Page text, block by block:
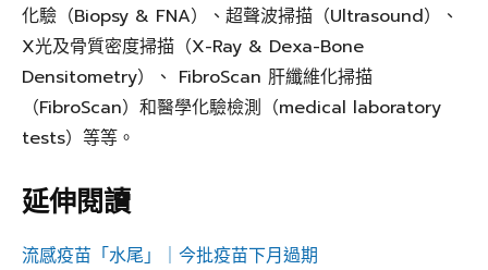
化驗（Biopsy & FNA）、超聲波掃描（Ultrasound）、
X光及骨質密度掃描（X-Ray & Dexa-Bone
Densitometry）、 FibroScan 肝纖維化掃描
（FibroScan）和醫學化驗檢測（medical laboratory
tests）等等。
延伸閱讀
流感疫苗「水尾」｜今批疫苗下月過期